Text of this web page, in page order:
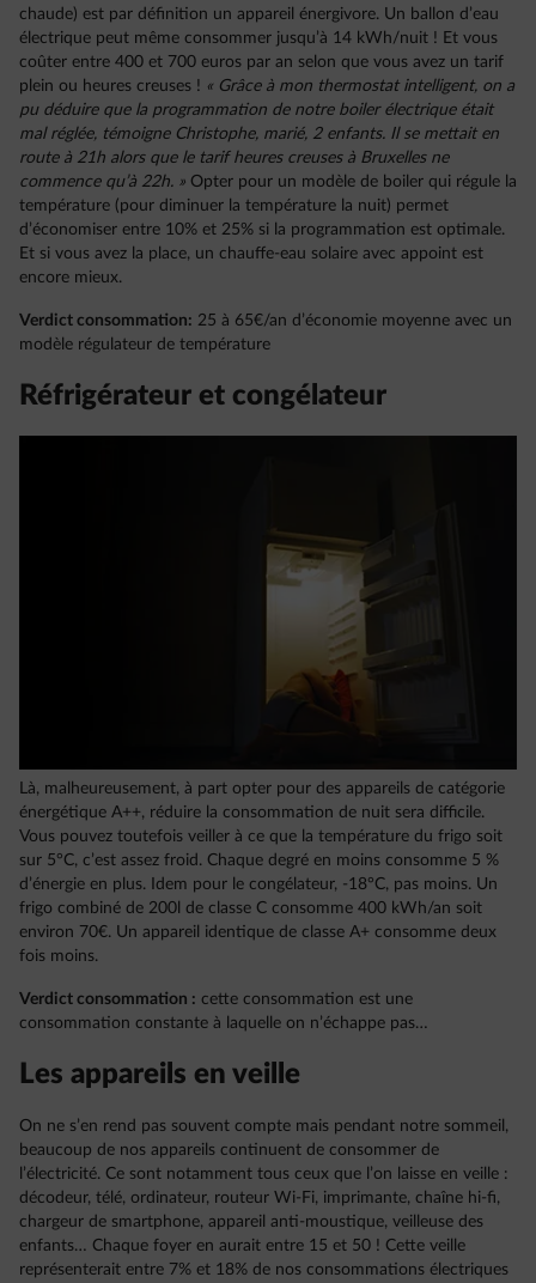
chaude) est par définition un appareil énergivore. Un ballon d’eau
électrique peut même consommer jusqu’à 14 kWh/nuit ! Et vous
coûter entre 400 et 700 euros par an selon que vous avez un tarif
plein ou heures creuses ! « Grâce à mon thermostat intelligent, on a
pu déduire que la programmation de notre boiler électrique était
mal réglée, témoigne Christophe, marié, 2 enfants. Il se mettait en
route à 21h alors que le tarif heures creuses à Bruxelles ne
commence qu’à 22h. » Opter pour un modèle de boiler qui régule la
température (pour diminuer la température la nuit) permet
d’économiser entre 10% et 25% si la programmation est optimale.
Et si vous avez la place, un chauffe-eau solaire avec appoint est
encore mieux.
Verdict consommation: 25 à 65€/an d’économie moyenne avec un
modèle régulateur de température
Réfrigérateur et congélateur
Là, malheureusement, à part opter pour des appareils de catégorie
énergétique A++, réduire la consommation de nuit sera difficile.
Vous pouvez toutefois veiller à ce que la température du frigo soit
sur 5°C, c’est assez froid. Chaque degré en moins consomme 5 %
d’énergie en plus. Idem pour le congélateur, -18°C, pas moins. Un
frigo combiné de 200l de classe C consomme 400 kWh/an soit
environ 70€. Un appareil identique de classe A+ consomme deux
fois moins.
Verdict consommation : cette consommation est une
consommation constante à laquelle on n’échappe pas…
Les appareils en veille
On ne s’en rend pas souvent compte mais pendant notre sommeil,
beaucoup de nos appareils continuent de consommer de
l’électricité. Ce sont notamment tous ceux que l’on laisse en veille :
décodeur, télé, ordinateur, routeur Wi-Fi, imprimante, chaîne hi-fi,
chargeur de smartphone, appareil anti-moustique, veilleuse des
enfants… Chaque foyer en aurait entre 15 et 50 ! Cette veille
représenterait entre 7% et 18% de nos consommations électriques